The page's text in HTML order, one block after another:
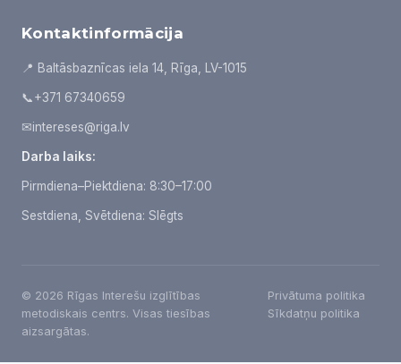
Kontaktinformācija
📍 Baltāsbaznīcas iela 14, Rīga, LV-1015
📞+371 67340659
✉intereses@riga.lv
Darba laiks:
Pirmdiena–Piektdiena: 8:30–17:00
Sestdiena, Svētdiena: Slēgts
© 2026 Rīgas Interešu izglītības
metodiskais centrs. Visas tiesības
aizsargātas.
Privātuma politika
Sīkdatņu politika